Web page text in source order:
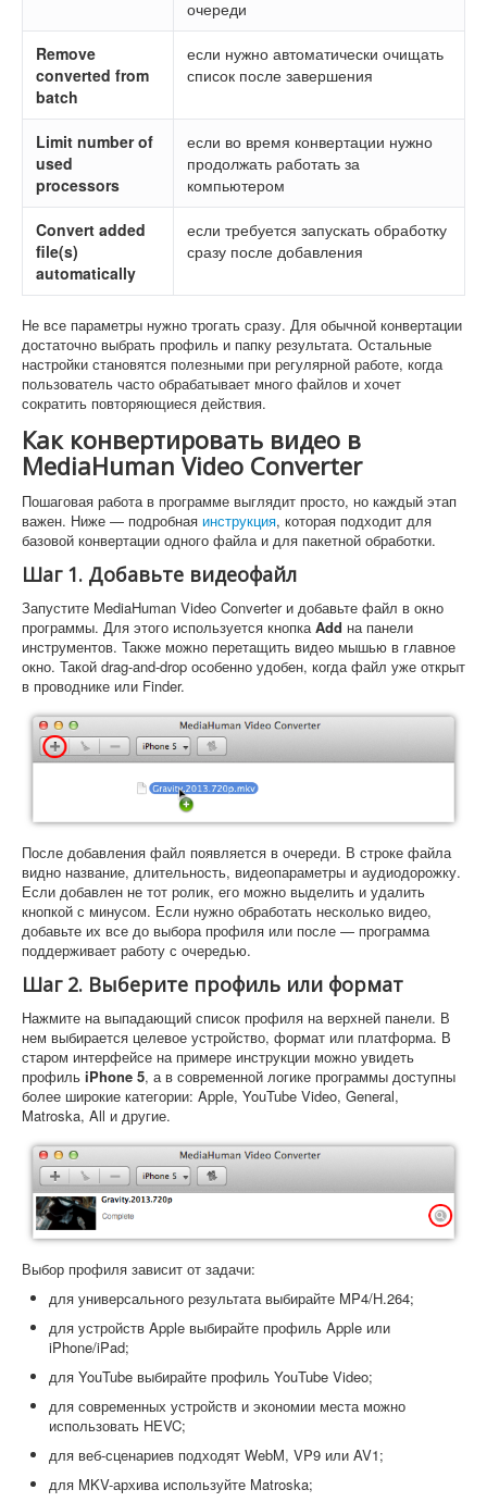
очереди
Remove
converted from
batch
если нужно автоматически очищать
список после завершения
Limit number of
used
processors
если во время конвертации нужно
продолжать работать за
компьютером
Convert added
file(s)
automatically
если требуется запускать обработку
сразу после добавления
Не все параметры нужно трогать сразу. Для обычной конвертации
достаточно выбрать профиль и папку результата. Остальные
настройки становятся полезными при регулярной работе, когда
пользователь часто обрабатывает много файлов и хочет
сократить повторяющиеся действия.
Как конвертировать видео в
MediaHuman Video Converter
Пошаговая работа в программе выглядит просто, но каждый этап
важен. Ниже — подробная инструкция, которая подходит для
базовой конвертации одного файла и для пакетной обработки.
Шаг 1. Добавьте видеофайл
Запустите MediaHuman Video Converter и добавьте файл в окно
программы. Для этого используется кнопка Add на панели
инструментов. Также можно перетащить видео мышью в главное
окно. Такой drag-and-drop особенно удобен, когда файл уже открыт
в проводнике или Finder.
После добавления файл появляется в очереди. В строке файла
видно название, длительность, видеопараметры и аудиодорожку.
Если добавлен не тот ролик, его можно выделить и удалить
кнопкой с минусом. Если нужно обработать несколько видео,
добавьте их все до выбора профиля или после — программа
поддерживает работу с очередью.
Шаг 2. Выберите профиль или формат
Нажмите на выпадающий список профиля на верхней панели. В
нем выбирается целевое устройство, формат или платформа. В
старом интерфейсе на примере инструкции можно увидеть
профиль iPhone 5, а в современной логике программы доступны
более широкие категории: Apple, YouTube Video, General,
Matroska, All и другие.
Выбор профиля зависит от задачи:
для универсального результата выбирайте MP4/H.264;
для устройств Apple выбирайте профиль Apple или
iPhone/iPad;
для YouTube выбирайте профиль YouTube Video;
для современных устройств и экономии места можно
использовать HEVC;
для веб-сценариев подходят WebM, VP9 или AV1;
для MKV-архива используйте Matroska;